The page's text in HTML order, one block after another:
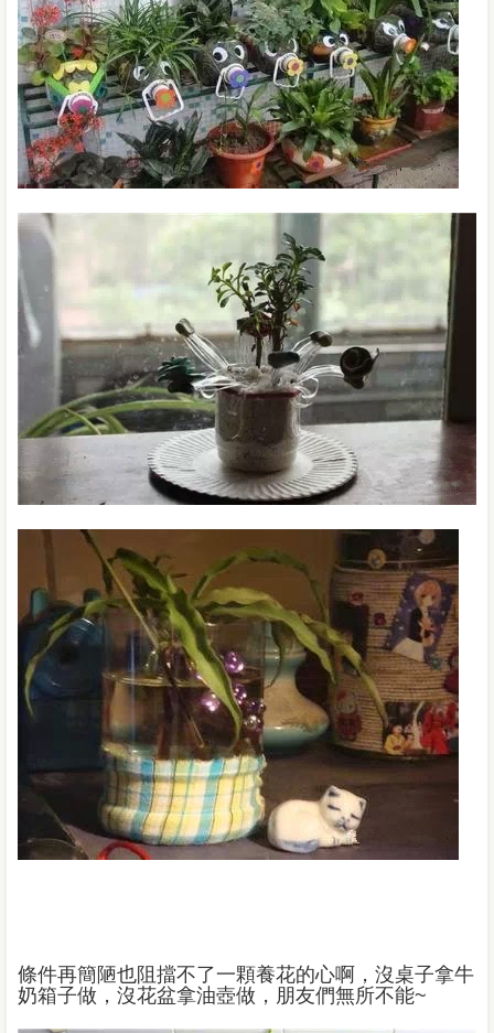
條件再簡陋也阻擋不了一顆養花的心啊，沒桌子拿牛
奶箱子做，沒花盆拿油壺做，朋友們無所不能~